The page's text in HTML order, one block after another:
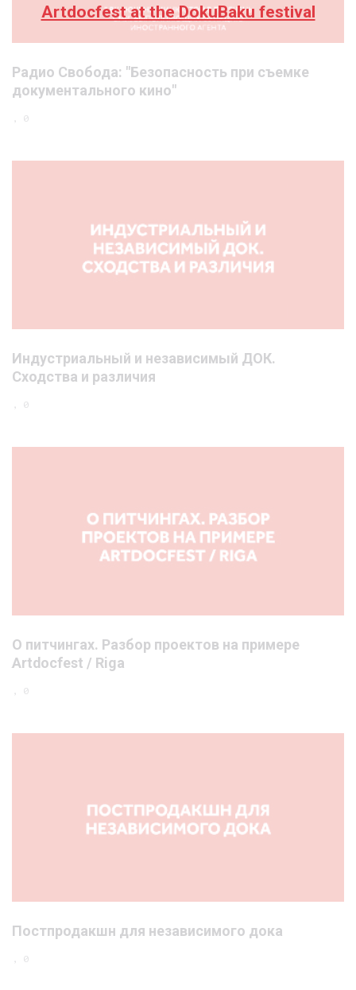
Радио Свобода: "Безопасность при съемке
документального кино"
, 0
Индустриальный и независимый ДОК.
Сходства и различия
, 0
О питчингах. Разбор проектов на примере
Artdocfest / Riga
, 0
Постпродакшн для независимого дока
, 0
Artdocfest at the DokuBaku festival